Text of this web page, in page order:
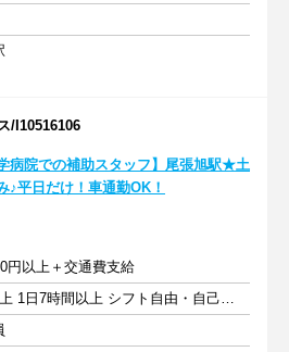
/I10516106
学病院での補助スタッフ】尾張旭駅★土
♪平日だけ！車通勤OK！
円以上＋交通費支給
週5日以上 1日7時間以上 シフト自由・自己申告